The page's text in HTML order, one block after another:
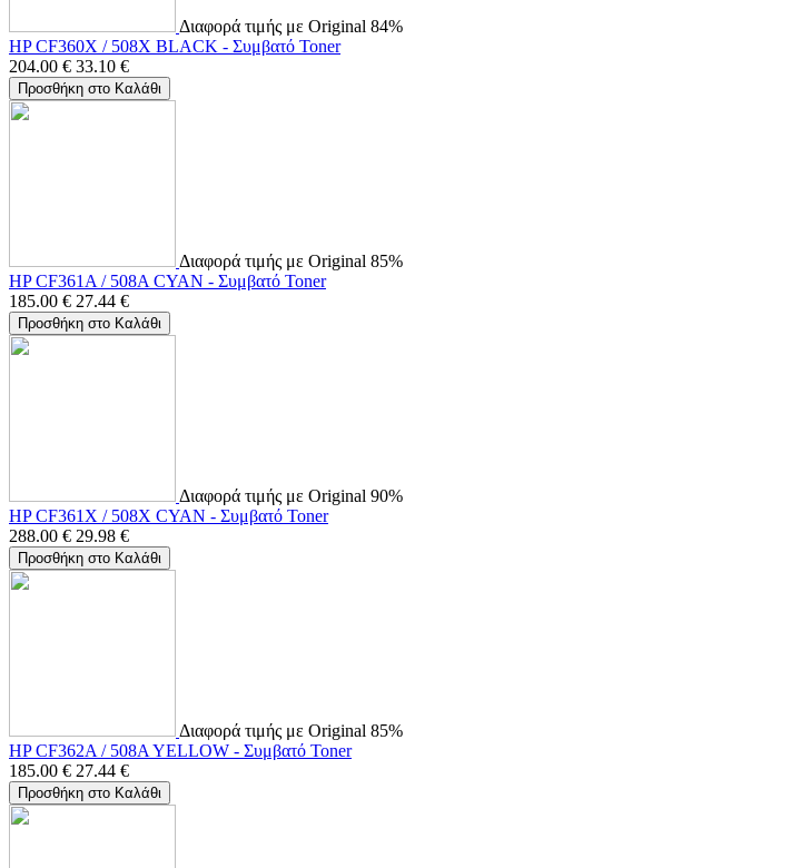
Διαφορά τιμής με Original 84%
HP CF360X / 508X BLACK - Συμβατό Toner
204.00 € 33.10 €
Προσθήκη στο Καλάθι
Διαφορά τιμής με Original 85%
HP CF361A / 508A CYAN - Συμβατό Toner
185.00 € 27.44 €
Προσθήκη στο Καλάθι
Διαφορά τιμής με Original 90%
HP CF361X / 508X CYAN - Συμβατό Toner
288.00 € 29.98 €
Προσθήκη στο Καλάθι
Διαφορά τιμής με Original 85%
HP CF362A / 508A YELLOW - Συμβατό Toner
185.00 € 27.44 €
Προσθήκη στο Καλάθι